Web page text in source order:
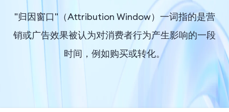
"归因窗口"（Attribution Window）一词指的是营
销或广告效果被认为对消费者行为产生影响的一段
时间，例如购买或转化。